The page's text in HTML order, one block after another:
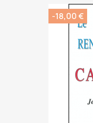
-18,00 €